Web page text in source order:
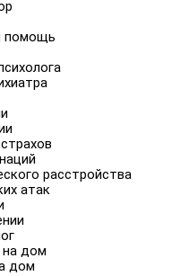
помощь
расстройства
атак
на дом
дом